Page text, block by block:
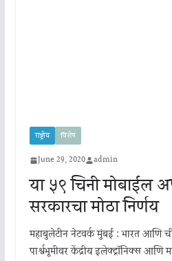
राष्ट्रीय विशेष
June 29, 2020 admin
या ५९ चिनी मोबाईल
सरकारचा मोठा निर्णय
महाबुलेटीन नेटवर्क मुंबई : भारत आणि
पार्श्वभूमीवर केंद्रीय इलेक्ट्रॉनिक्स आणि